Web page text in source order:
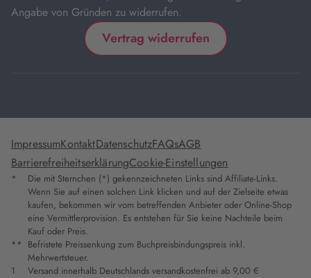
Angabe von Gründen zu widerrufen.
Vertrag widerrufen
ImpressumKontaktDatenschutzFAQsAGB
BarrierefreiheitserklärungCookie-Einstellungen
*
Die mit Sternchen (*) gekennzeichneten Links sind Affiliate-Links.
Wenn Sie auf einen solchen Link klicken und auf der Zielseite etwas
kaufen, bekommen wir vom betreffenden Anbieter oder Online-Shop
eine Vermittlerprovision. Es entstehen für Sie keine Nachteile beim
Kauf oder Preis.
** Befristete Preissenkung zum Buchpreisbindungspreis inkl.
Mehrwertsteuer.
1
Versand innerhalb Deutschlands versandkostenfrei ab 9,00 €